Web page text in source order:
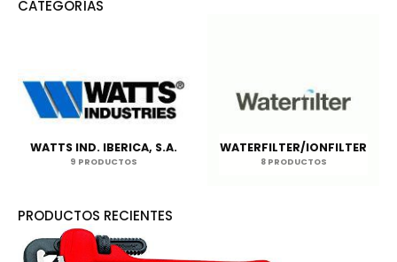
CATEGORÍAS
WATTS IND. IBERICA, S.A.
9 PRODUCTOS
WATERFILTER/IONFILTER
8 PRODUCTOS
PRODUCTOS RECIENTES